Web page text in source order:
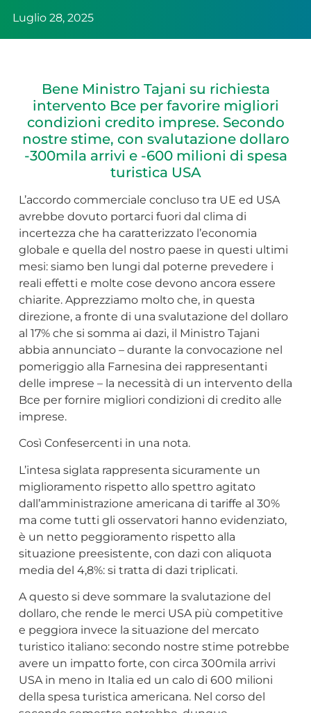
Luglio 28, 2025
Bene Ministro Tajani su richiesta
intervento Bce per favorire migliori
condizioni credito imprese. Secondo
nostre stime, con svalutazione dollaro
-300mila arrivi e -600 milioni di spesa
turistica USA
L’accordo commerciale concluso tra UE ed USA
avrebbe dovuto portarci fuori dal clima di
incertezza che ha caratterizzato l’economia
globale e quella del nostro paese in questi ultimi
mesi: siamo ben lungi dal poterne prevedere i
reali effetti e molte cose devono ancora essere
chiarite. Apprezziamo molto che, in questa
direzione, a fronte di una svalutazione del dollaro
al 17% che si somma ai dazi, il Ministro Tajani
abbia annunciato – durante la convocazione nel
pomeriggio alla Farnesina dei rappresentanti
delle imprese – la necessità di un intervento della
Bce per fornire migliori condizioni di credito alle
imprese.
Così Confesercenti in una nota.
L’intesa siglata rappresenta sicuramente un
miglioramento rispetto allo spettro agitato
dall’amministrazione americana di tariffe al 30%
ma come tutti gli osservatori hanno evidenziato,
è un netto peggioramento rispetto alla
situazione preesistente, con dazi con aliquota
media del 4,8%: si tratta di dazi triplicati.
A questo si deve sommare la svalutazione del
dollaro, che rende le merci USA più competitive
e peggiora invece la situazione del mercato
turistico italiano: secondo nostre stime potrebbe
avere un impatto forte, con circa 300mila arrivi
USA in meno in Italia ed un calo di 600 milioni
della spesa turistica americana. Nel corso del